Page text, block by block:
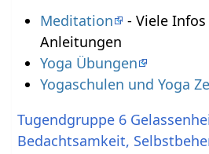
Meditation
- Viele
Anleitungen
Yoga Übungen
Yogaschulen und Yoga
Tugendgruppe 6
Bedachtsamkeit,